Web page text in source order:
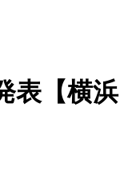
表【横浜